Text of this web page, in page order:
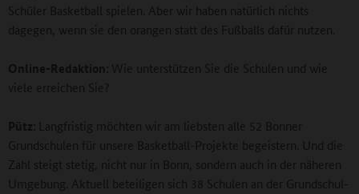
Schüler Basketball spielen. Aber wir haben natürlich nichts
dagegen, wenn sie den orangen statt des Fußballs dafür nutzen.
Online-Redaktion: Wie unterstützen Sie die Schulen und wie
viele erreichen Sie?
Pütz:
Langfristig möchten wir am liebsten alle 52 Bonner
Grundschulen für unsere Basketball-Projekte begeistern. Und die
Zahl steigt stetig, nicht nur in Bonn, sondern auch in der näheren
Umgebung. Aktuell beteiligen sich 38 Schulen an der Grundschul-